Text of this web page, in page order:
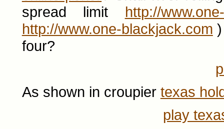
spread limit http://
http://www.one-blackjack.com
four?
As shown in croupier texas
play